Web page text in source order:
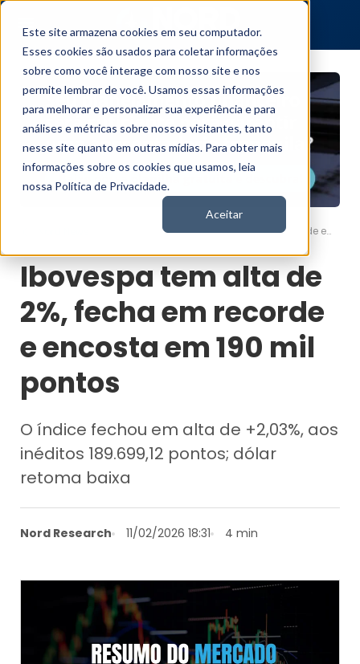
Este site armazena cookies em seu computador.
Esses cookies são usados para coletar informações
sobre como você interage com nosso site e nos
permite lembrar de você. Usamos essas informações
para melhorar e personalizar sua experiência e para
análises e métricas sobre nossos visitantes, tanto
nesse site quanto em outras mídias. Para obter mais
informações sobre os cookies que usamos, leia
nossa Política de Privacidade.
Aceitar
Ibovespa tem alta de 2%, fecha em recorde e encosta em 190 mil pontos
Ibovespa tem alta de
2%, fecha em recorde
e encosta em 190 mil
pontos
O índice fechou em alta de +2,03%, aos
inéditos 189.699,12 pontos; dólar
retoma baixa
Nord Research 11/02/2026 18:31 4 min